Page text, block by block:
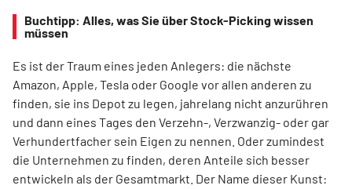
Buchtipp: Alles, was Sie über Stock-Picking wissen
müssen
Es ist der Traum eines jeden Anlegers: die nächste
Amazon, Apple, Tesla oder Google vor allen anderen zu
finden, sie ins Depot zu legen, jahrelang nicht anzurühren
und dann eines Tages den Verzehn-, Verzwanzig- oder gar
Verhundertfacher sein Eigen zu nennen. Oder zumindest
die Unternehmen zu finden, deren Anteile sich besser
entwickeln als der Gesamtmarkt. Der Name dieser Kunst: